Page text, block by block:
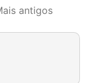
antigos